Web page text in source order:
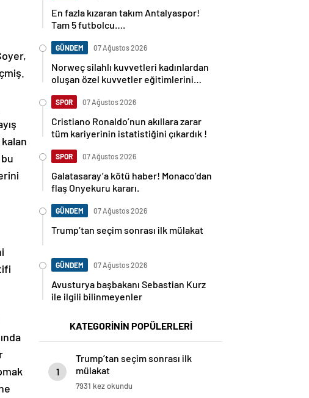
En fazla kızaran takım Antalyaspor!
Tam 5 futbolcu….
GÜNDEM 07 Ağustos 2026
Norweç silahlı kuvvetleri kadınlardan
oluşan özel kuvvetler eğitimlerini
SPOR 07 Ağustos 2026
Cristiano Ronaldo’nun akıllara zarar
tüm kariyerinin istatistiğini çıkardık !
SPOR 07 Ağustos 2026
Galatasaray’a kötü haber! Monaco’dan
flaş Onyekuru kararı.
GÜNDEM 07 Ağustos 2026
Trump’tan seçim sonrası ilk mülakat
GÜNDEM 07 Ağustos 2026
Avusturya başbakanı Sebastian Kurz
ile ilgili bilinmeyenler
KATEGORİNİN POPÜLERLERİ
1
Trump’tan seçim sonrası ilk
mülakat
7931 kez okundu